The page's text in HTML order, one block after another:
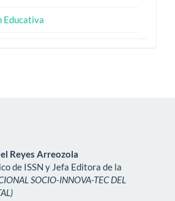
Educativa
Reyes Arreozola
de ISSN y Jefa Editora de la
SOCIO-INNOVA-TEC DEL